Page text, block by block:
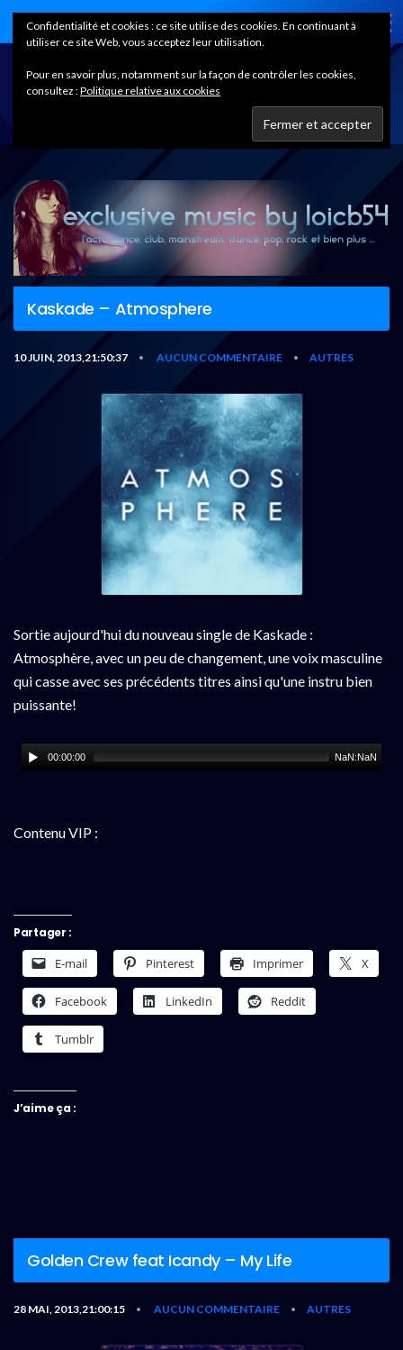
Home
Kaskade – Atmosphere
10 JUIN, 2013,21:50:37 • AUCUN COMMENTAIRE • AUTRES
Sortie aujourd'hui du nouveau single de Kaskade :
Atmosphère, avec un peu de changement, une voix masculine
qui casse avec ses précédents titres ainsi qu'une instru bien
puissante!
00:00:00 NaN:NaN
Contenu VIP :
Partager :
E-mail Pinterest Imprimer X
Facebook LinkedIn Reddit
Tumblr
J’aime ça :
Golden Crew feat Icandy – My Life
28 MAI, 2013,21:00:15 • AUCUN COMMENTAIRE • AUTRES
Confidentialité et cookies : ce site utilise des cookies. En continuant à
utiliser ce site Web, vous acceptez leur utilisation.
Pour en savoir plus, notamment sur la façon de contrôler les cookies,
consultez :Politique relative aux cookies